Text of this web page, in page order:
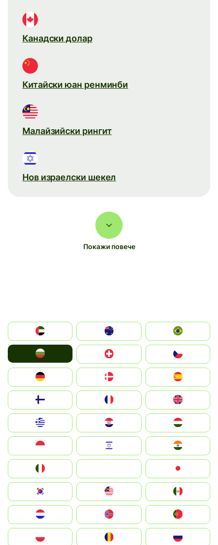
Канадски долар
Китайски юан ренминби
Малайзийски рингит
Нов израелски шекел
Покажи повече
الإمارات العربية المتحدة
Switzerland
Deutschland
United Kingdom
Magyarország
South Korea